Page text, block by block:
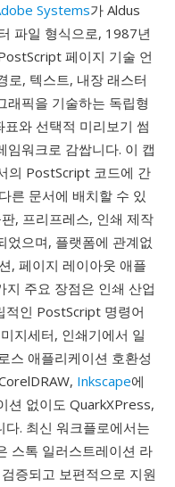
Systems가 Aldus
파일 형식으로, 1987년
페이지 기술 언
로, 텍스트, 내장 래스터
래픽을 기술하는 독립형
와 선택적 미리보기 썸
임워크로 감쌉니다. 이 캡
의 PostScript 코드에 간
른 문서에 배치할 수 있
, 프리프레스, 인쇄 제작
었으며, 플랫폼에 관계없
, 페이지 레이아웃 애플
지 주요 장점은 인쇄 산업
인 PostScript 명령어
지세터, 인쇄기에서 일
스 애플리케이션 호환성
Inkscape에
션 없이도 QuarkXPress,
. 최신 워크플로에서는
스톡 일러스트레이션 라
증되고 보편적으로 지원